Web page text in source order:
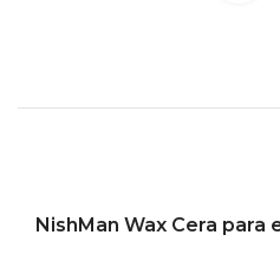
NishMan Wax Cera para